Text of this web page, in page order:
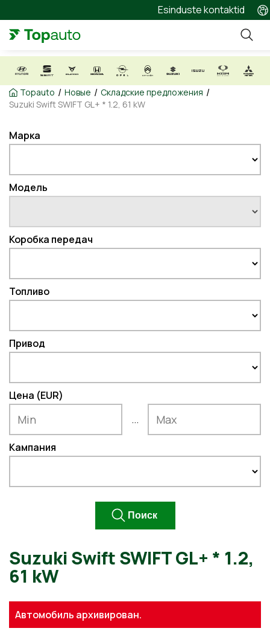
Esinduste kontaktid
Topauto / Новые / Складские предложения /
Suzuki Swift SWIFT GL+ * 1.2, 61 kW
Марка
Модель
Коробка передач
Топливо
Привод
Цена (EUR)
...
Кампания
Suzuki Swift SWIFT GL+ *
Автомобиль архивирован.